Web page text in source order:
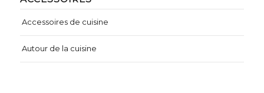
Accessoires de cuisine
Autour de la cuisine